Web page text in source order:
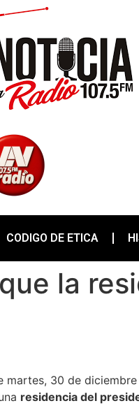
CODIGO DE ETICA
la
martes, 30 de
residencia del